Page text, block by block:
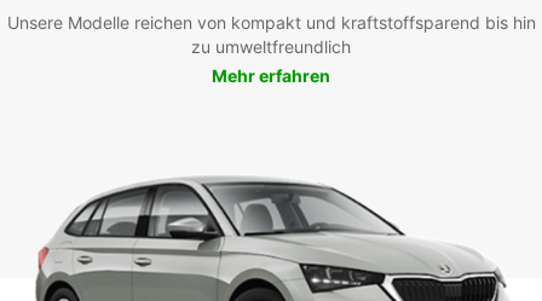
Unsere Modelle reichen von kompakt und kraftstoffsparend bis hin
zu umweltfreundlich
Mehr erfahren